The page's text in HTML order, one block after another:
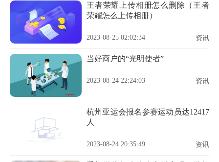
王者荣耀上传相册怎么删除（王者
荣耀怎么上传相册）
2023-08-25 02:02:34 资讯
当好商户的“光明使者”
2023-08-24 22:24:03 资讯
杭州亚运会报名参赛运动员达12417
人
2023-08-24 20:35:49 资讯